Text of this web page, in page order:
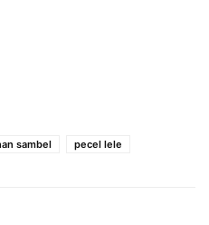
sambel pecel lele